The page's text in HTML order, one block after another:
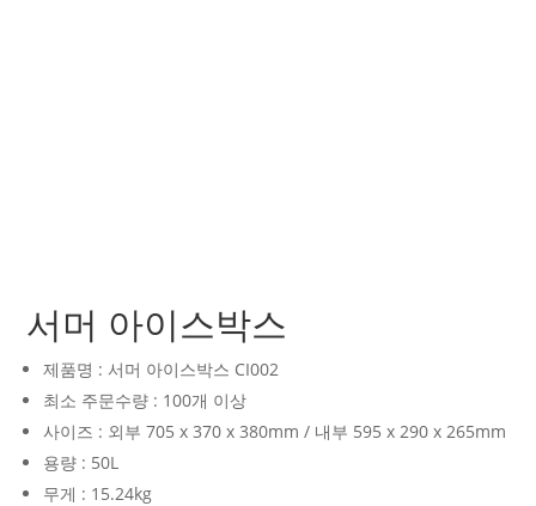
서머 아이스박스
제품명 : 서머 아이스박스 CI002
최소 주문수량 : 100개 이상
사이즈 : 외부 705 x 370 x 380mm / 내부 595 x 290 x 265mm
용량 : 50L
무게 : 15.24kg